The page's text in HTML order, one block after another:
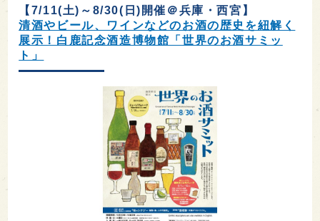
【7/11(土)～8/30(日)開催＠兵庫・西宮】
清酒やビール、ワインなどのお酒の歴史を紐解く
展示！白鹿記念酒造博物館「世界のお酒サミッ
ト」